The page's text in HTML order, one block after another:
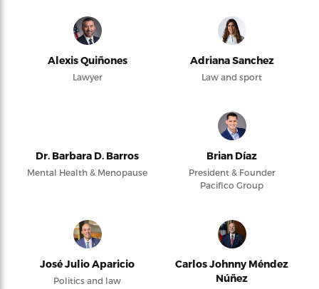
Alexis Quiñones
Lawyer
Adriana Sanchez
Law and sport
Dr. Barbara D. Barros
Mental Health & Menopause
Brian Díaz
President & Founder
Pacifico Group
José Julio Aparicio
Politics and law
Carlos Johnny Méndez
Núñez